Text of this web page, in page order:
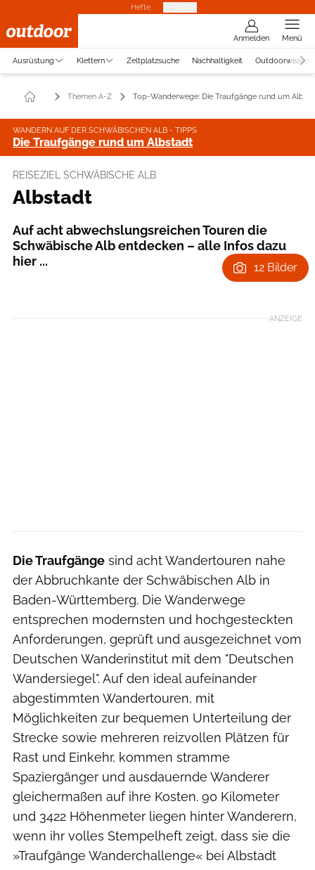
Hefte
Anmelden Menü
Ausrüstung Klettern Zeltplatzsuche Nachhaltigkeit Outdoorwissen
Themen A-Z Top-Wanderwege: Die Traufgänge rund um
WANDERN AUF DER SCHWÄBISCHEN ALB - TIPPS
Die Traufgänge rund um Albstadt
REISEZIEL SCHWÄBISCHE ALB
Albstadt
Auf acht abwechslungsreichen Touren die
Schwäbische Alb entdecken – alle Infos dazu
hier ...
12 Bilder
ANZEIGE
Die Traufgänge sind acht Wandertouren nahe
der Abbruchkante der Schwäbischen Alb in
Baden-Württemberg. Die Wanderwege
entsprechen modernsten und hochgesteckten
Anforderungen, geprüft und ausgezeichnet vom
Deutschen Wanderinstitut mit dem "Deutschen
Wandersiegel". Auf den ideal aufeinander
abgestimmten Wandertouren, mit
Möglichkeiten zur bequemen Unterteilung der
Strecke sowie mehreren reizvollen Plätzen für
Rast und Einkehr, kommen stramme
Spaziergänger und ausdauernde Wanderer
gleichermaßen auf ihre Kosten. 90 Kilometer
und 3422 Höhenmeter liegen hinter Wanderern,
wenn ihr volles Stempelheft zeigt, dass sie die
»Traufgänge Wanderchallenge« bei Albstadt